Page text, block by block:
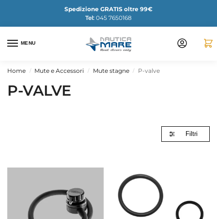
Spedizione GRATIS oltre 99€
Tel: 045 7650168
MENU
Home / Mute e Accessori / Mute stagne / P-valve
P-VALVE
Filtri